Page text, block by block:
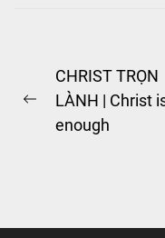
Post
navigation
Previous
post:
CHRIST TRỌN
LÀNH | Christ
enough